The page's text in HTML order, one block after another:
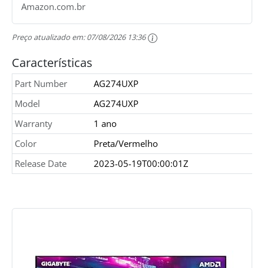
Amazon.com.br
Preço atualizado em:07/08/2026 13:36
Características
Part Number
AG274UXP
Model
AG274UXP
Warranty
1 ano
Color
Preta/Vermelho
Release Date
2023-05-19T00:00:01Z